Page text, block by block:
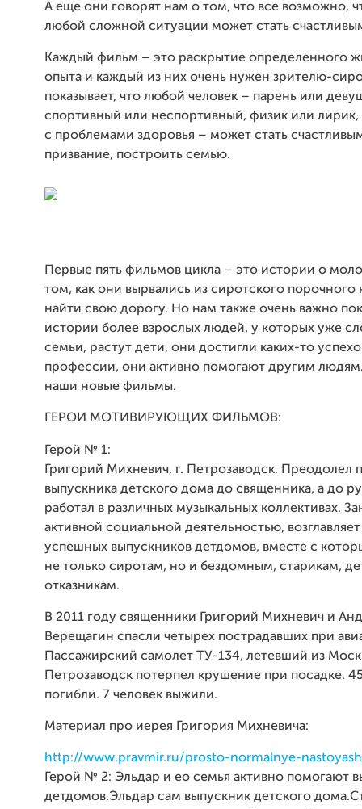
А еще они говорят нам о том, что все возможно,
любой сложной ситуации может стать
Каждый фильм – это раскрытие определенного
опыта и каждый из них очень нужен зрителю-
показывает, что любой человек – парень или
спортивный или неспортивный, физик или
с проблемами здоровья – может стать
призвание, построить семью.
Первые пять фильмов цикла – это истории о
том, как они вырвались из сиротского порочного
найти свою дорогу. Но нам также очень важно
истории более взрослых людей, у которых уже
семьи, растут дети, они достигли каких-то
профессии, они активно помогают другим
наши новые фильмы.
ГЕРОИ МОТИВИРУЮЩИХ ФИЛЬМОВ:
Герой № 1:
Григорий Михневич, г. Петрозаводск. Преодолел
выпускника детского дома до священника, а до
работал в различных музыкальных коллективах.
активной социальной деятельностью,
успешных выпускников детдомов, вместе с
не только сиротам, но и бездомным, старикам,
отказникам.
В 2011 году священники Григорий Михневич и
Верещагин спасли четырех пострадавших при
Пассажирский самолет ТУ-134, летевший из
Петрозаводск потерпел крушение при посадке.
погибли. 7 человек выжили.
Материал про иерея Григория Михневича:
http://www.pravmir.ru/prosto-normalnye-
Герой № 2: Эльдар и ео семья активно помогают
детдомов.Эльдар сам выпускник детского